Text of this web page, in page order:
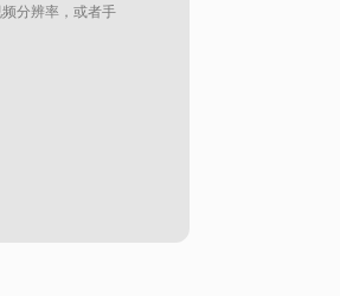
分辨率，或者手